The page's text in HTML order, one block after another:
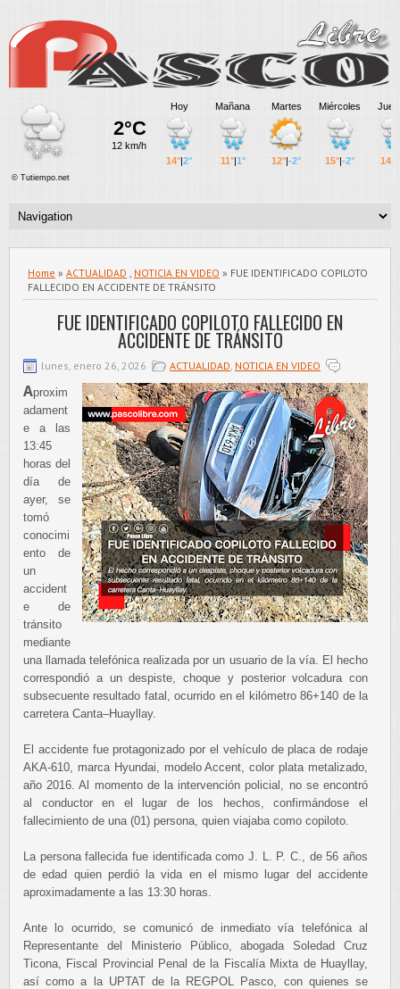
Home » ACTUALIDAD , NOTICIA EN VIDEO » FUE IDENTIFICADO COPILOTO
FALLECIDO EN ACCIDENTE DE TRÁNSITO
FUE IDENTIFICADO COPILOTO FALLECIDO EN
ACCIDENTE DE TRÁNSITO
lunes, enero 26, 2026 ACTUALIDAD, NOTICIA EN VIDEO
Aproxim
adament
e a las
13:45
horas del
día de
ayer, se
tomó
conocimi
ento de
un
accident
e de
tránsito
mediante
una llamada telefónica realizada por un usuario de la vía. El hecho
correspondió a un despiste, choque y posterior volcadura con
subsecuente resultado fatal, ocurrido en el kilómetro 86+140 de la
carretera Canta–Huayllay.
El accidente fue protagonizado por el vehículo de placa de rodaje
AKA-610, marca Hyundai, modelo Accent, color plata metalizado,
año 2016. Al momento de la intervención policial, no se encontró
al conductor en el lugar de los hechos, confirmándose el
fallecimiento de una (01) persona, quien viajaba como copiloto.
La persona fallecida fue identificada como J. L. P. C., de 56 años
de edad quien perdió la vida en el mismo lugar del accidente
aproximadamente a las 13:30 horas.
Ante lo ocurrido, se comunicó de inmediato vía telefónica al
Representante del Ministerio Público, abogada Soledad Cruz
Ticona, Fiscal Provincial Penal de la Fiscalía Mixta de Huayllay,
así como a la UPTAT de la REGPOL Pasco, con quienes se